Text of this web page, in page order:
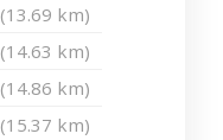
(13.69 km)
(14.63 km)
(14.86 km)
(15.37 km)